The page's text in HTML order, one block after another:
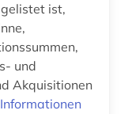
ist,
und
Akquisitionen